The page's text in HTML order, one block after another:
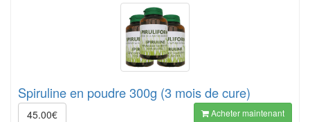
Spiruline en poudre 300g (3 mois de cure)
45.00€ Acheter maintenant